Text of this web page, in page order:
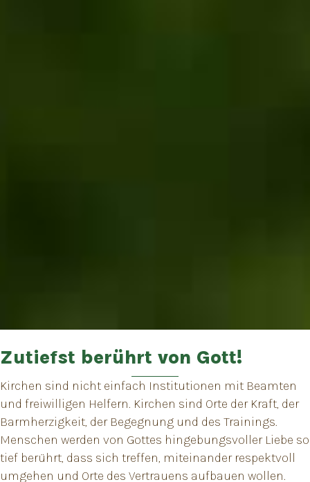
Zutiefst berührt von Gott!
Kirchen sind nicht einfach Institutionen mit Beamten
und freiwilligen Helfern. Kirchen sind Orte der Kraft, der
Barmherzigkeit, der Begegnung und des Trainings.
Menschen werden von Gottes hingebungsvoller Liebe so
tief berührt, dass sich treffen, miteinander respektvoll
umgehen und Orte des Vertrauens aufbauen wollen.